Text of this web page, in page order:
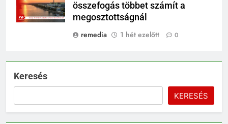
összefogás többet számít a
megosztottságnál
remedia
1 hét ezelőtt 0
Keresés
KERESÉS